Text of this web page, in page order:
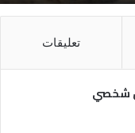
تعليقات
شخصي